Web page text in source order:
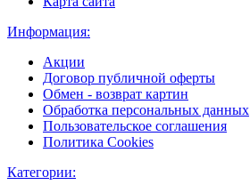
Информация:
Акции
Договор публичной оферты
Обмен - возврат картин
Обработка персональных данных
Пользовательское соглашения
Политика Cookies
Категории: